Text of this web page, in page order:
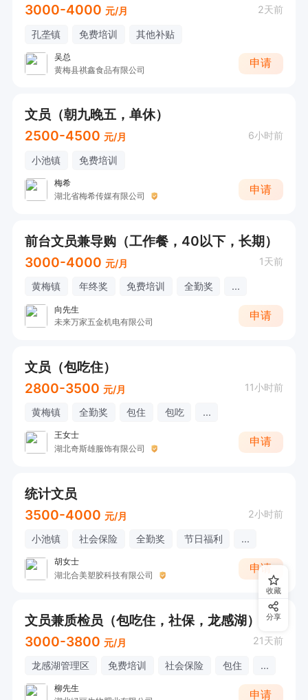
3000-4000 元/月 2天前
孔垄镇 免费培训 其他补贴
吴总
黄梅县祺鑫食品有限公司
申请
文员（朝九晚五，单休）
2500-4500 元/月 6小时前
小池镇 免费培训
梅希
湖北省梅希传媒有限公司
申请
前台文员兼导购（工作餐，40以下，长期）
3000-4000 元/月 1天前
黄梅镇 年终奖 免费培训 全勤奖 ...
向先生
未来万家五金机电有限公司
申请
文员（包吃住）
2800-3500 元/月 11小时前
黄梅镇 全勤奖 包住 包吃 ...
王女士
湖北奇斯雄服饰有限公司
申请
统计文员
3500-4000 元/月 2小时前
小池镇 社会保险 全勤奖 节日福利 ...
胡女士
湖北合美塑胶科技有限公司
申请
文员兼质检员（包吃住，社保，龙感湖）
3000-3800 元/月 21天前
龙感湖管理区 免费培训 社会保险 包住 ...
柳先生
申请
收藏
分享